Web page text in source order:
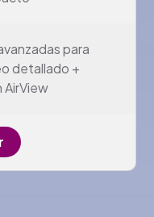
para
detallado +